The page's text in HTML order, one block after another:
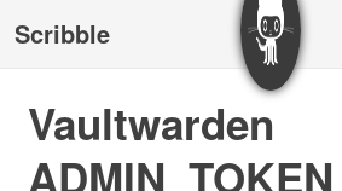
Scribble
Vaultwarden